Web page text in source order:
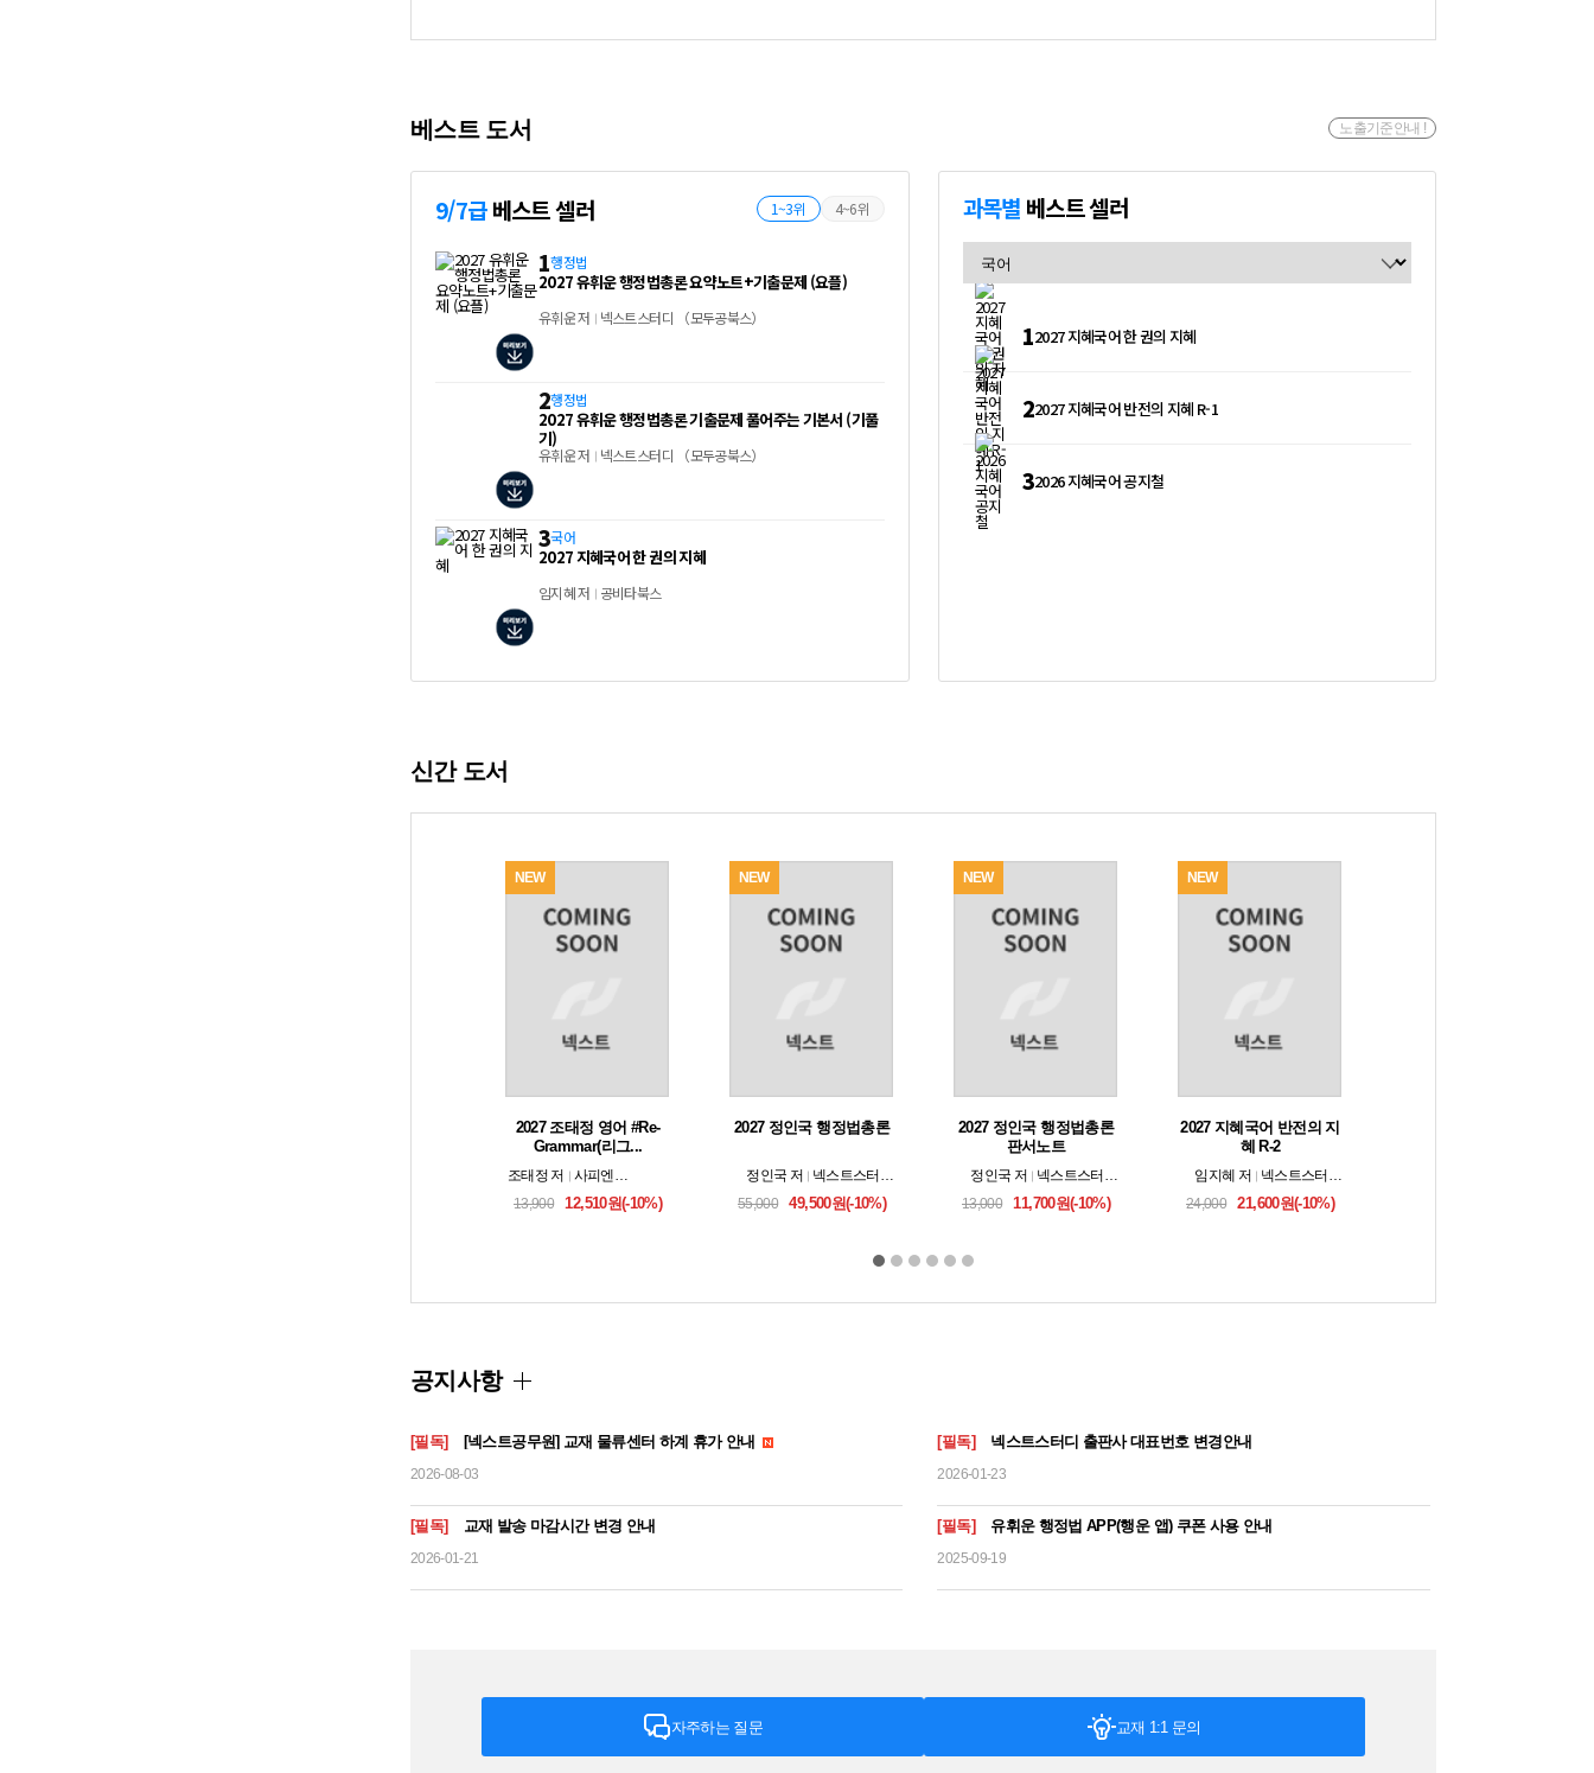
베스트 도서 노출기준안내 !
9/7급베스트 셀러 1~3위 4~6위
1행정법
2027 유휘운 행정법총론 요약노트+기출문제 (요플)
유휘운저 넥스트스터디 （모두공북스）
2행정법
2027 유휘운 행정법총론 기출문제 풀어주는 기본서 (기풀
기)
유휘운저 넥스트스터디 （모두공북스）
3국어
2027 지혜국어 한 권의 지혜
임지혜저 공비타북스
과목별 베스트 셀러
12027 지혜국어 한 권의 지혜
22027 지혜국어 반전의 지혜 R-1
32026 지혜국어 공지철
신간 도서
NEW
2027 조태정 영어 #Re-
Grammar(리그...
조태정 저
사피엔스넷
13,900
12,510원(-10%)
NEW
2027 정인국 행정법총론
정인국 저
넥스트스터디 （모두공북스）
55,000
49,500원(-10%)
NEW
2027 정인국 행정법총론
판서노트
정인국 저
넥스트스터디 （모두공북스）
13,000
11,700원(-10%)
NEW
2027 지혜국어 반전의 지
혜 R-2
임지혜 저
넥스트스터디 （모두공북스）
24,000
21,600원(-10%)
공지사항
[필독] [넥스트공무원] 교재 물류센터 하계 휴가 안내
2026-08-03
[필독] 넥스트스터디 출판사 대표번호 변경안내
2026-01-23
[필독] 교재 발송 마감시간 변경 안내
2026-01-21
[필독] 유휘운 행정법 APP(행운 앱) 쿠폰 사용 안내
2025-09-19
자주하는 질문 교재 1:1 문의